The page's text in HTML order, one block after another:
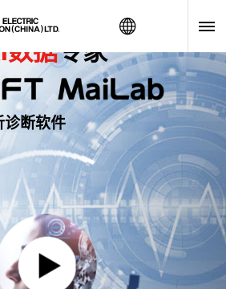
数据专家
诊断软件